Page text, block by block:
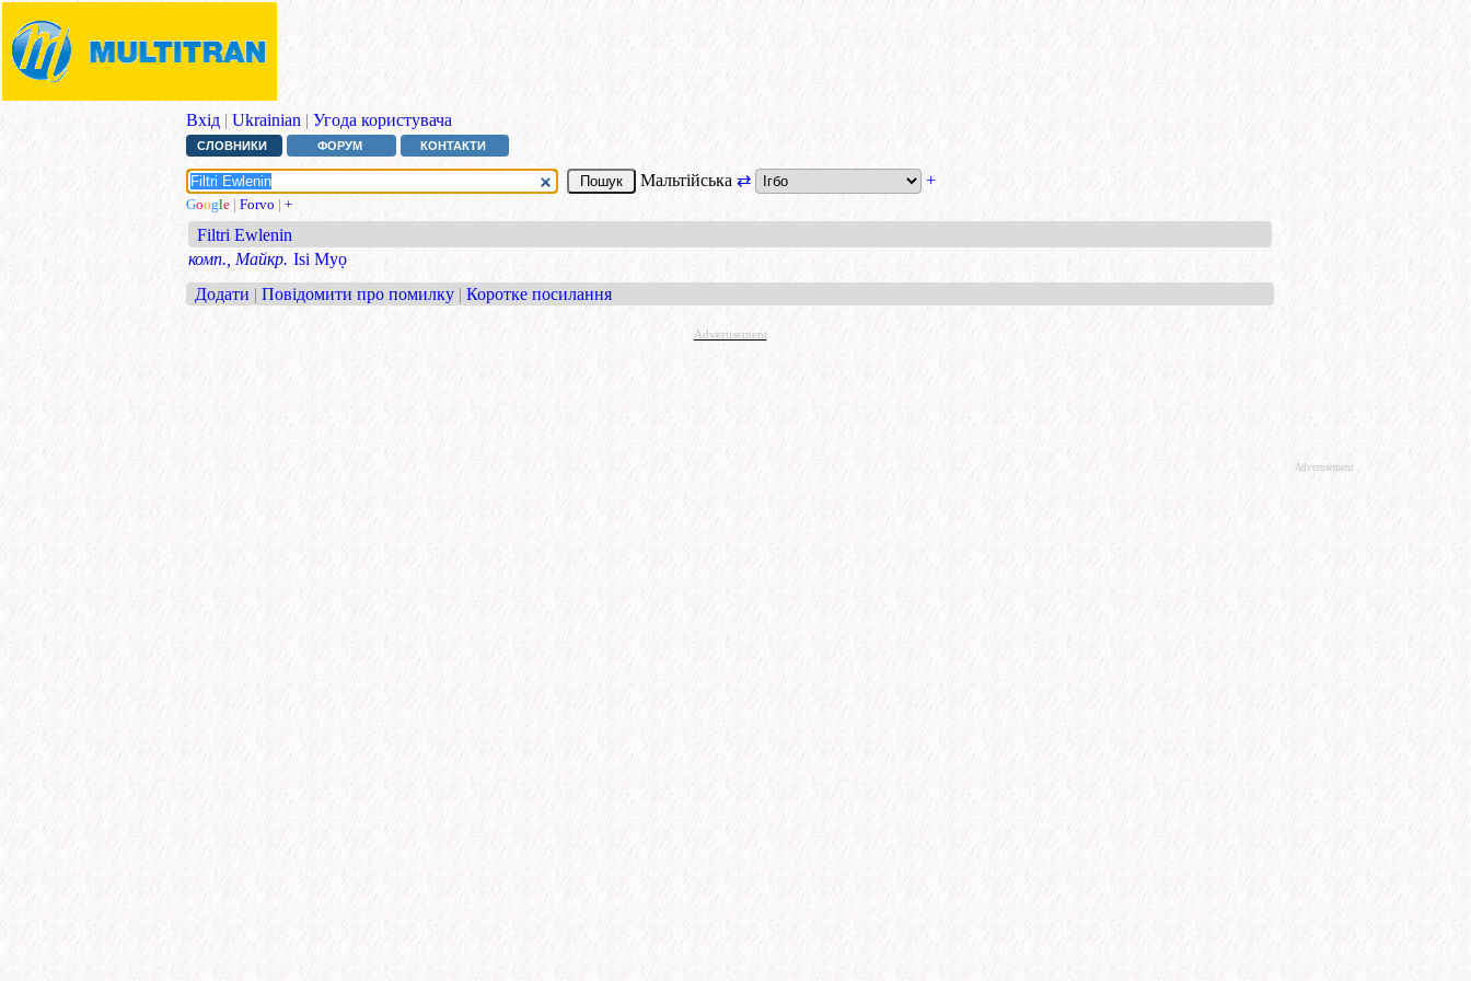
Вхід | Ukrainian | Угода користувача
СЛОВНИКИ ФОРУМ КОНТАКТИ
Мальтійська⇄ +
Google | Forvo | +
Filtri Ewlenin
комп., Майкр. Isi Myọ
Додати | Повідомити про помилку | Коротке посилання
Advertisement
Advertisement